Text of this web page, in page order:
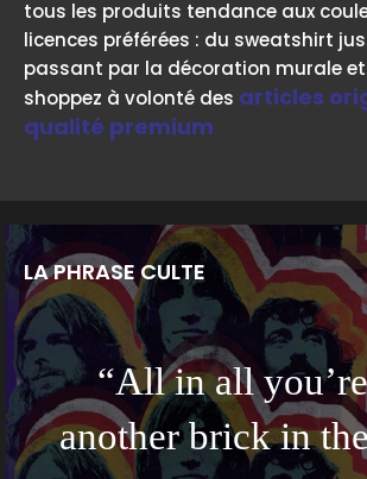
tous les produits tendance aux
licences préférées : du sweatshirt
passant par la décoration murale et
shoppez à volonté des articles
qualité premium
LA PHRASE CULTE
“All in all
another brick in